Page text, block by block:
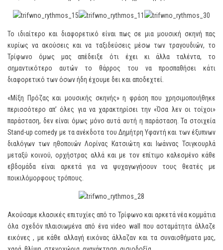
Το ιδιαίτερο και διαφορετικό είναι πως σε μια μουσική σκηνή πας
κυρίως να ακούσεις και να ταξιδεύσεις μέσω των τραγουδιών, το
Τρίφωνο όμως μας απέδειξε ότι έχει κι άλλα ταλέντα, το
σημαντικότερο αυτών το θάρρος του να προσπαθήσει κάτι
διαφορετικό των όσων ήδη έχουμε δει και αποδεχτεί.
«Μίξη Πρόζας και μουσικής σκηνής» η φράση που χρησιμοποιήθηκε
περισσότερο απ’ όλες για να χαρακτηρίσει την «Όσα λεν οι τοίχοι»
παράσταση, δεν είναι όμως μόνο αυτά αυτή η παράσταση. Τα στοιχεία
Stand-up comedy με τα ανέκδοτα του Δημήτρη Υφαντή και των έξυπνων
διαλόγων των ηθοποιών Λορίνας Κατσιώτη και Ιωάννας Τσιγκουρλά
μεταξύ κοινού, ορχήστρας αλλά και με τον επίτιμο καλεσμένο κάθε
εβδομάδα είναι αρκετά για να ψυχαγωγήσουν τους θεατές με
ποικιλόμορφους τρόπους.
Ακούσαμε κλασικές επιτυχίες από το Τρίφωνο και αρκετά νέα κομμάτια
όλα σχεδόν πλαισιωμένα από ένα video wall που ασταμάτητα άλλαζε
εικόνες , με κάθε αλλαγή εικόνας άλλαζαν και τα συναισθήματα μας,